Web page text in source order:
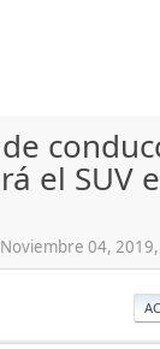
el SUV
04,